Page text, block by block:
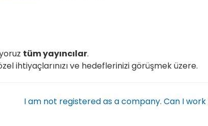
tüm yayıncılar.
ihtiyaçlarınızı ve hedeflerinizi görüşmek üzere.
I am not registered as a company. Can I